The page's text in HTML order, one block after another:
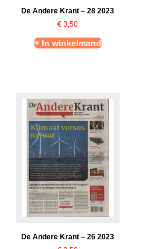
De Andere Krant – 28 2023
€ 3,50
+ In winkelmand
De Andere Krant – 26 2023